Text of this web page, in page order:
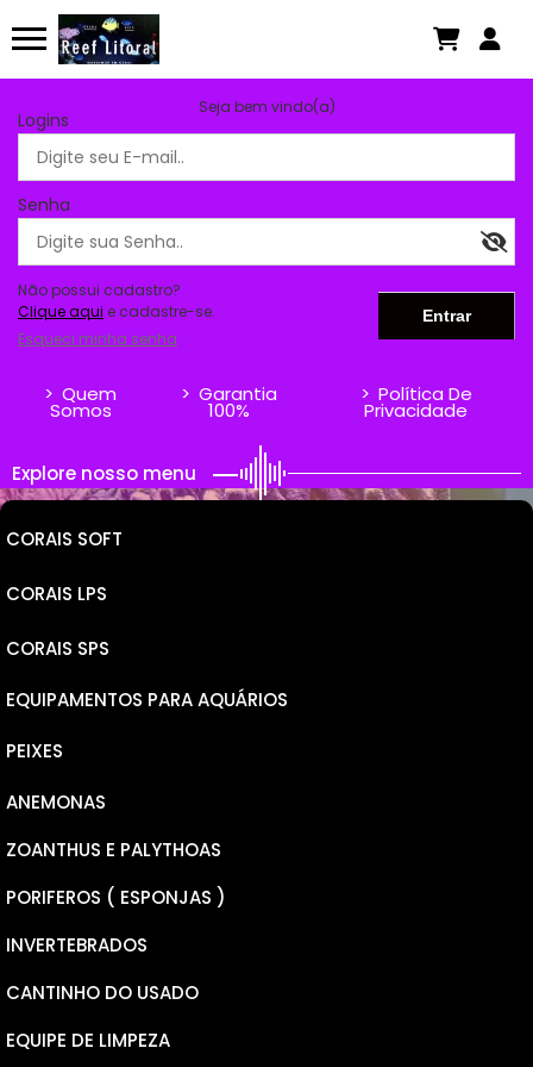
Seja bem vindo(a)
Logins
Senha
Não possui cadastro?
Clique aqui e cadastre-se.
Esqueci minha senha
> Quem
Somos
> Garantia
100%
> Política De
Privacidade
Explore nosso menu
CORAIS SOFT
LEATHERS
RICORDEA YUMA
RICORDEA BOUNCE
MUSHROOM
CORAIS LPS
ELEGANCE
PLATE
GONIOPORAS
PECTINEAS
GALAXEA
CORAIS SPS
MICROLADOS
NANA
MILLEPORA
SERIATOPORA
EQUIPAMENTOS PARA AQUÁRIOS
PEIXES
PSEUDOCHROMINS
CARDINAL
ANEMONAS
ZOANTHUS E PALYTHOAS
PORIFEROS ( ESPONJAS )
INVERTEBRADOS
CANTINHO DO USADO
EQUIPE DE LIMPEZA